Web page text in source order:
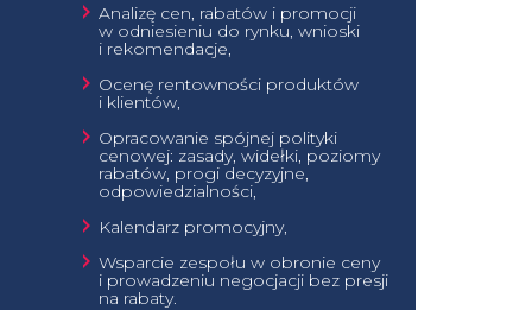
Analizę cen, rabatów i promocji
w odniesieniu do rynku, wnioski
i rekomendacje,
Ocenę rentowności produktów
i klientów,
Opracowanie spójnej polityki
cenowej: zasady, widełki, poziomy
rabatów, progi decyzyjne,
odpowiedzialności,
Kalendarz promocyjny,
Wsparcie zespołu w obronie ceny
i prowadzeniu negocjacji bez presji
na rabaty.